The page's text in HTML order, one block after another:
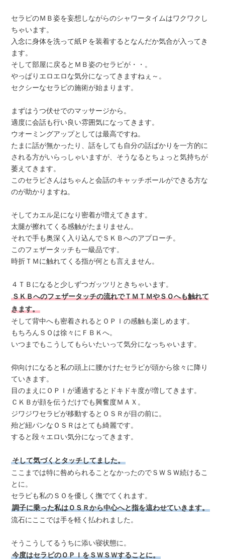
セラピのＭＢ姿を妄想しながらのシャワータイムはワクワクし
ちゃいます。
入念に身体を洗って紙Ｐを装着するとなんだか気合が入ってき
ます。
そして部屋に戻るとＭＢ姿のセラピが・・。
やっぱりエロエロな気分になってきますねぇ～。
セクシーなセラピの施術が始まります。
まずはうつ伏せでのマッサージから。
適度に会話も行い良い雰囲気になってきます。
ウオーミングアップとしては最高ですね。
たまに話が無かったり、話をしても自分の話ばかりを一方的に
される方がいらっしゃいますが、そうなるとちょっと気持ちが
萎えてきます。
このセラピさんはちゃんと会話のキャッチボールができる方な
のが助かりますね。
そしてカエル足になり密着が増えてきます。
太腿が擦れてくる感触がたまりません。
それで手も奥深く入り込んでＳＫＢへのアプローチ。
このフェザータッチも一級品です。
時折ＴＭに触れてくる指が何とも言えません。
４ＴＢになると少しずつガッツリときちゃいます。
ＳＫＢへのフェザータッチの流れでＴＭＴＭやＳＯへも触れて
きます。
そして背中へも密着されるとＯＰＩの感触も楽しめます。
もちろんＳＯは徐々にＦＢＫへ。
いつまでもこうしてもらいたいって気分になっちゃいます。
仰向けになると私の頭上に腰かけたセラピが頭から徐々に降り
ていきます。
目のまえにＯＰＩが通過するとドキドキ度が増してきます。
ＣＫＢが顔を伝うだけでも興奮度ＭＡＸ。
ジワジワセラピが移動するとＯＳＲが目の前に。
殆ど紐パンなＯＳＲはとても綺麗です。
すると段々エロい気分になってきます。
そして気づくとタッチしてました。
ここまでは特に咎められることなかったのでＳＷＳＷ続けるこ
とに。
セラピも私のＳＯを優しく撫でてくれます。
調子に乗った私はＯＳＲから中心へと指を這わせていきます。
流石にここでは手を軽く払われました。
そうこうしてるうちに添い寝状態に。
今度はセラピのＯＰＩをＳＷＳＷすることに。